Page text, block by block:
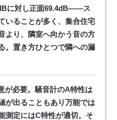
に対し正面69.4dB——ス
いることが多く、集合住宅
より、隣室へ向かう音の方
。置き方ひとつで隣への漏
が必要。騒音計のA特性は
が出ることもあり万能では
測定にはC特性が適切。そ